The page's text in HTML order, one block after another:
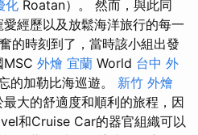
化 Roatan）。 然而，與此同
經歷以及放鬆海洋旅行的每一
的時刻到了，當時該小組出發
MSC 外燴 宜蘭 World 台中 外
的加勒比海巡遊。 新竹 外燴
大的舒適度和順利的旅程，因
和Cruise Car的器官組織可以